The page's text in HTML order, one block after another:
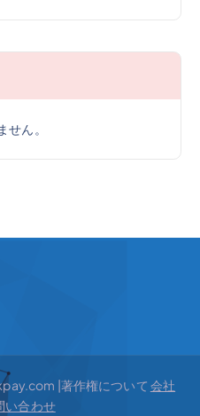
ん。
|著作権について 会社
い合わせ